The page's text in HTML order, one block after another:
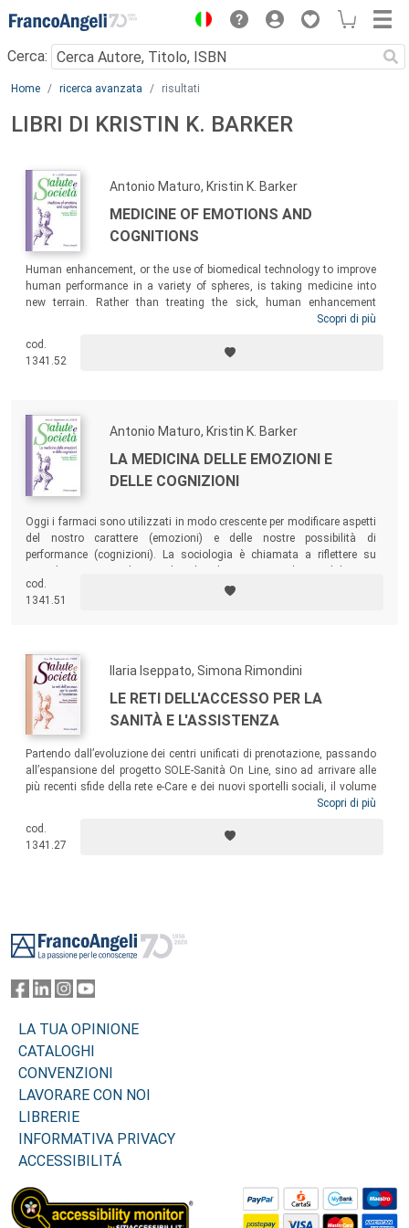
Menu
Cerca:
Main content
Home ricerca avanzata risultati
LIBRI DI KRISTIN K. BARKER
Antonio Maturo, Kristin K. Barker
MEDICINE OF EMOTIONS AND
COGNITIONS
Human enhancement, or the use of biomedical technology to improve
human performance in a variety of spheres, is taking medicine into
new terrain. Rather than treating the sick, human enhancement
involves creating what has been called the “bionic society”. In such a
significant consequences. This volume examines and provides a
sociological analysis of this increasingly important development.
Scopri di più
cod.
1341.52
Antonio Maturo, Kristin K. Barker
LA MEDICINA DELLE EMOZIONI E
DELLE COGNIZIONI
Oggi i farmaci sono utilizzati in modo crescente per modificare aspetti
del nostro carattere (emozioni) e delle nostre possibilità di
performance (cognizioni). La sociologia è chiamata a riflettere su
di cognizioni ed emozioni, trasformano le identità nella società
comunicazionale di oggi. Una società sempre più “bionica”.
cod.
1341.51
Ilaria Iseppato, Simona Rimondini
LE RETI DELL'ACCESSO PER LA
SANITÀ E L'ASSISTENZA
Partendo dall’evoluzione dei centri unificati di prenotazione, passando
all’espansione del progetto SOLE-Sanità On Line, sino ad arrivare alle
più recenti sfide della rete e-Care e dei nuovi sportelli sociali, il volume
mostra come le tecnologie telecomunicative, se integrate con la realtà
accedere ai servizi sanitari in un’ottica sempre più di equità, flessibilità
e trasparenza.
Scopri di più
cod.
1341.27
LA TUA OPINIONE
CATALOGHI
CONVENZIONI
LAVORARE CON NOI
LIBRERIE
INFORMATIVA PRIVACY
ACCESSIBILITÁ